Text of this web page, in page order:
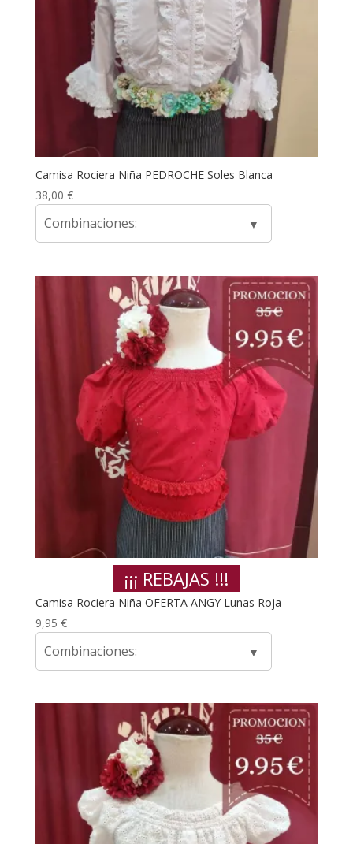
Camisa Rociera Niña PEDROCHE Soles Blanca
38,00 €
Combinaciones:
¡¡¡ REBAJAS !!!
Camisa Rociera Niña OFERTA ANGY Lunas Roja
9,95 €
Combinaciones: